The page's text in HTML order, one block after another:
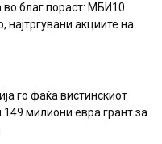
благ пораст: МБИ10
најтргувани акциите на
го фаќа вистинскиот
милиони евра грант за